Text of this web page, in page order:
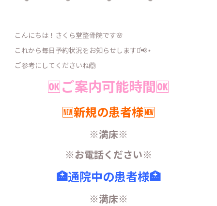
こんにちは！さくら堂整骨院です🌸
これから毎日予約状況をお知らせします⋆͛📢⋆
ご参考にしてくださいね🙆
🆗ご案内可能時間🆗
🆕新規の患者様🆕
※満床※
※お電話ください※
🏥通院中の患者様🏥
※満床※